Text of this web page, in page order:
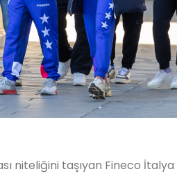
niteliğini taşıyan Fineco İtalya